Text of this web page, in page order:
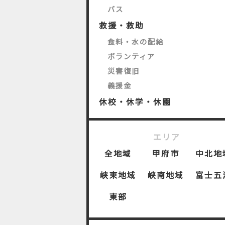
バス
救援・救助
食料・水の配給
ボランティア
災害復旧
義援金
休校・休学・休園
エリア
全地域
甲府市
中北地
峡東地域
峡南地域
富士五
東部